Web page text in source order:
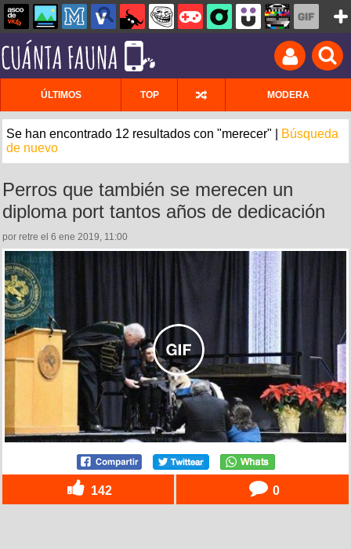
ÚLTIMOS TOP MODERA
Se han encontrado 12 resultados con "merecer" |
Búsqueda
de nuevo
Perros que también se merecen un
diploma port tantos años de dedicación
por retre el 6 ene 2019, 11:00
142 0